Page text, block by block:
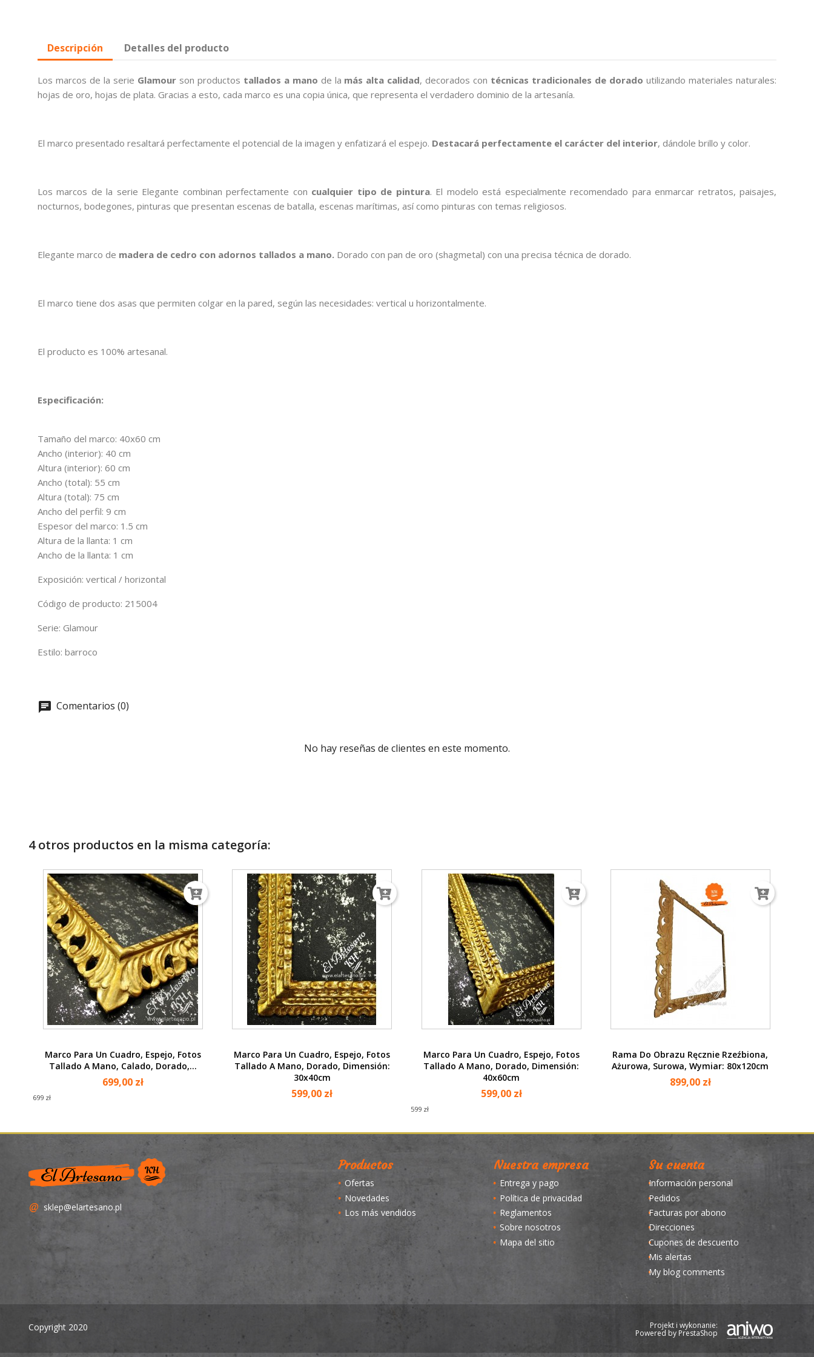
Descripción Detalles del producto
Los marcos de la serie Glamourson productos tallados a mano de la más alta calidad, decorados con técnicas tradicionales de dorado utilizando materiales naturales:
hojas de oro, hojas de plata. Gracias a esto, cada marco es una copia única, que representa el verdadero dominio de la artesanía.
El marco presentado resaltará perfectamente el potencial de la imagen y enfatizará el espejo. Destacará perfectamente el carácter del interior, dándole brillo y color.
Los marcos de la serie Elegante combinan perfectamente con cualquier tipo de pintura. El modelo está especialmente recomendado para enmarcar retratos, paisajes,
nocturnos, bodegones, pinturas que presentan escenas de batalla, escenas marítimas, así como pinturas con temas religiosos.
Elegante marco de madera de cedro con adornos tallados a mano. Dorado con pan de oro (shagmetal) con una precisa técnica de dorado.
El marco tiene dos asas que permiten colgar en la pared, según las necesidades: vertical u horizontalmente.
El producto es 100% artesanal.
Especificación:
Tamaño del marco: 40x60 cm
Ancho (interior): 40 cm
Altura (interior): 60 cm
Ancho (total): 55 cm
Altura (total): 75 cm
Ancho del perfil: 9 cm
Espesor del marco: 1.5 cm
Altura de la llanta: 1 cm
Ancho de la llanta: 1 cm
Exposición: vertical / horizontal
Código de producto: 215004
Serie: Glamour
Estilo: barroco
Comentarios (0)
No hay reseñas de clientes en este momento.
4 otros productos en la misma categoría:
Marco Para Un Cuadro, Espejo, Fotos
Tallado A Mano, Calado, Dorado,...
699,00 zł
699 zł
Vista rápida
Marco Para Un Cuadro, Espejo, Fotos
Tallado A Mano, Dorado, Dimensión:
30x40cm
599,00 zł
Vista rápida
Marco Para Un Cuadro, Espejo, Fotos
Tallado A Mano, Dorado, Dimensión:
40x60cm
599,00 zł
599 zł
Vista rápida
Rama Do Obrazu Ręcznie Rzeźbiona,
Ażurowa, Surowa, Wymiar: 80x120cm
899,00 zł
Vista rápida
sklep@elartesano.pl
Productos
Ofertas
Novedades
Los más vendidos
Nuestra empresa
Entrega y pago
Política de privacidad
Reglamentos
Sobre nosotros
Mapa del sitio
Su cuenta
Información personal
Pedidos
Facturas por abono
Direcciones
Cupones de descuento
Mis alertas
My blog comments
Copyright 2020 Projekt i wykonanie:
Powered by PrestaShop